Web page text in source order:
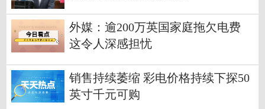
外媒：逾200万英国家庭拖欠电费
这令人深感担忧
销售持续萎缩 彩电价格持续下探50
英寸千元可购